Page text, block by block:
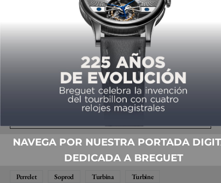
Leslie López
Lector antes que editor. Planté un
limonero y escribí un libro.
Espíritu deportivo para templar el
ánimo. Ldo. en Filosofía (Univ.
de Sevilla) y Máster de Periodismo
(Complutense de Madrid).
Chronofiable COSC
Festina
Perrelet
Soprod Turbina
Turbine
NAVEGA POR NUESTRA PORTADA
DEDICADA A BREGUET